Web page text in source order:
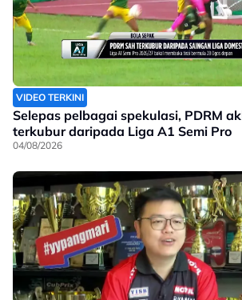
VIDEO TERKINI
Selepas pelbagai spekulasi, PDRM
terkubur daripada Liga A1 Semi Pro
04/08/2026